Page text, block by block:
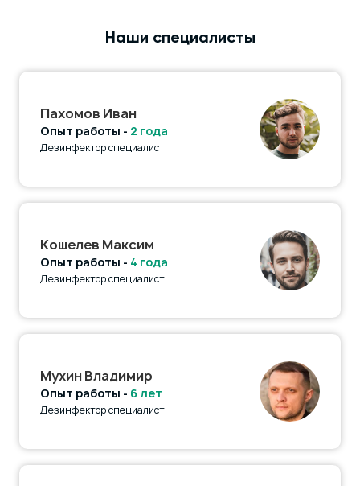
Наши специалисты
Пахомов Иван
Опыт работы - 2 года
Дезинфектор специалист
Кошелев Максим
Опыт работы - 4 года
Дезинфектор специалист
Мухин Владимир
Опыт работы - 6 лет
Дезинфектор специалист